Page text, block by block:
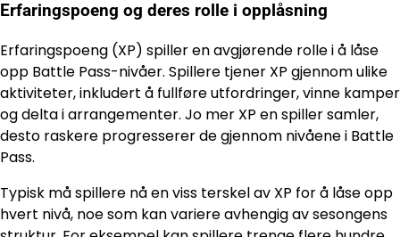
Erfaringspoeng og deres rolle i opplåsning
Erfaringspoeng (XP) spiller en avgjørende rolle i å låse
opp Battle Pass-nivåer. Spillere tjener XP gjennom ulike
aktiviteter, inkludert å fullføre utfordringer, vinne kamper
og delta i arrangementer. Jo mer XP en spiller samler,
desto raskere progresserer de gjennom nivåene i Battle
Pass.
Typisk må spillere nå en viss terskel av XP for å låse opp
hvert nivå, noe som kan variere avhengig av sesongens